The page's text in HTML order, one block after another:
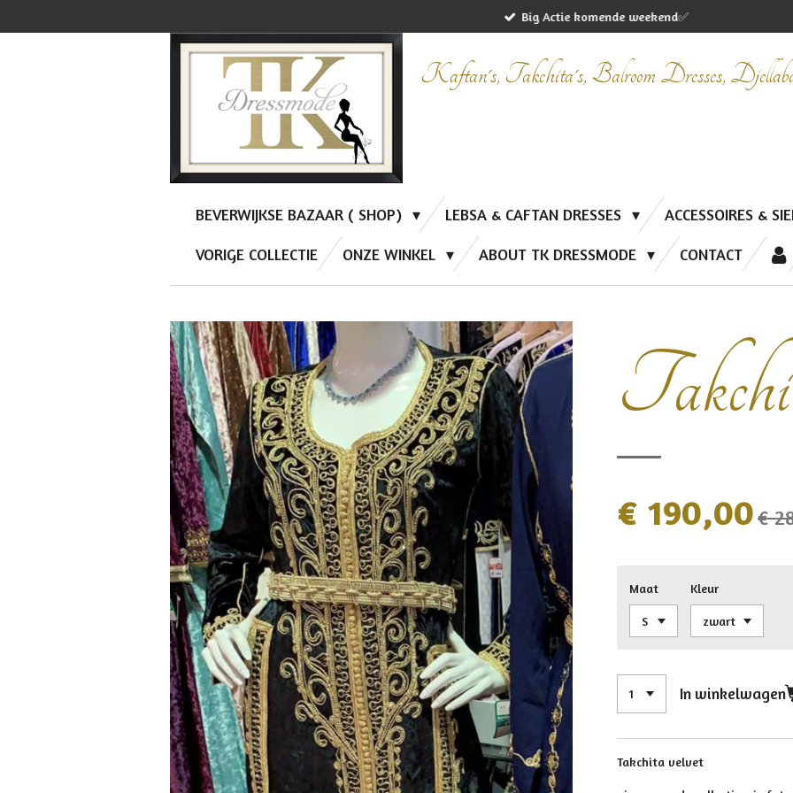
Big Actie komende weekend✅
Kaftan's, Takchita's, Balroom Dresses,
BEVERWIJKSE BAZAAR ( SHOP) LEBSA & CAFTAN DRESSES ACCESSOIRES &
VORIGE COLLECTIE ONZE WINKEL ABOUT TK DRESSMODE CONTACT
€ 190,00€
Maat Kleur
In winkelwagen
Takchita velvet